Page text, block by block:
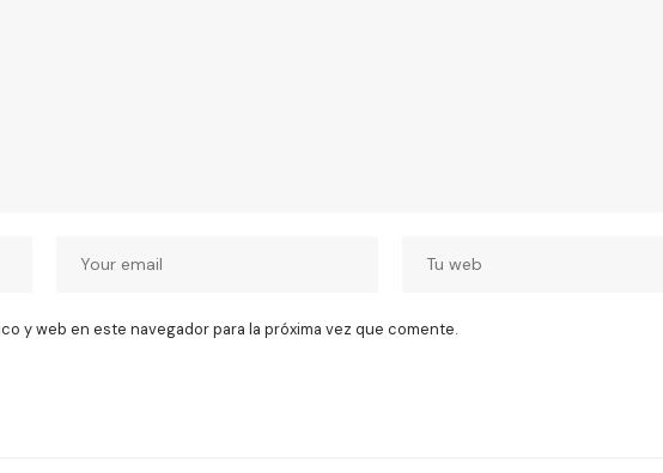
y web en este navegador para la próxima vez que comente.